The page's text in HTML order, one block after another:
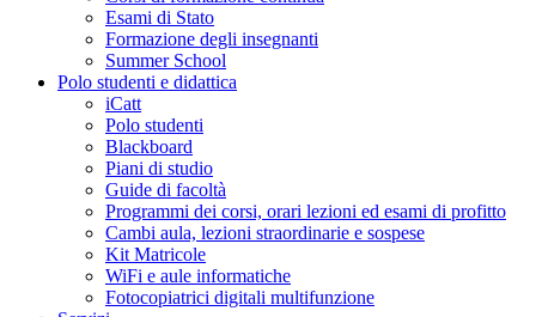
Esami di Stato
Formazione degli insegnanti
Summer School
Polo studenti e didattica
iCatt
Polo studenti
Blackboard
Piani di studio
Guide di facoltà
Programmi dei corsi, orari lezioni ed esami di profitto
Cambi aula, lezioni straordinarie e sospese
Kit Matricole
WiFi e aule informatiche
Fotocopiatrici digitali multifunzione